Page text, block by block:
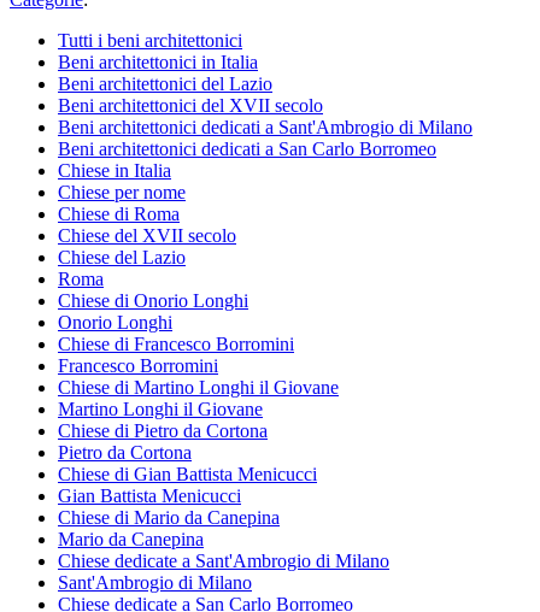
Tutti i beni architettonici
Beni architettonici in Italia
Beni architettonici del Lazio
Beni architettonici del XVII secolo
Beni architettonici dedicati a Sant'Ambrogio di Milano
Beni architettonici dedicati a San Carlo Borromeo
Chiese in Italia
Chiese per nome
Chiese di Roma
Chiese del XVII secolo
Chiese del Lazio
Roma
Chiese di Onorio Longhi
Onorio Longhi
Chiese di Francesco Borromini
Francesco Borromini
Chiese di Martino Longhi il Giovane
Martino Longhi il Giovane
Chiese di Pietro da Cortona
Pietro da Cortona
Chiese di Gian Battista Menicucci
Gian Battista Menicucci
Chiese di Mario da Canepina
Mario da Canepina
Chiese dedicate a Sant'Ambrogio di Milano
Sant'Ambrogio di Milano
Chiese dedicate a San Carlo Borromeo